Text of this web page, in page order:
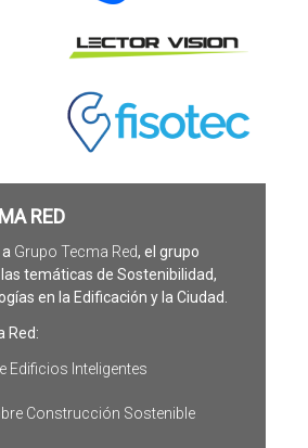
RED
Grupo Tecma Red, el grupo
temáticas de Sostenibilidad,
en la Edificación y la Ciudad.
Red:
Edificios Inteligentes
Construcción Sostenible